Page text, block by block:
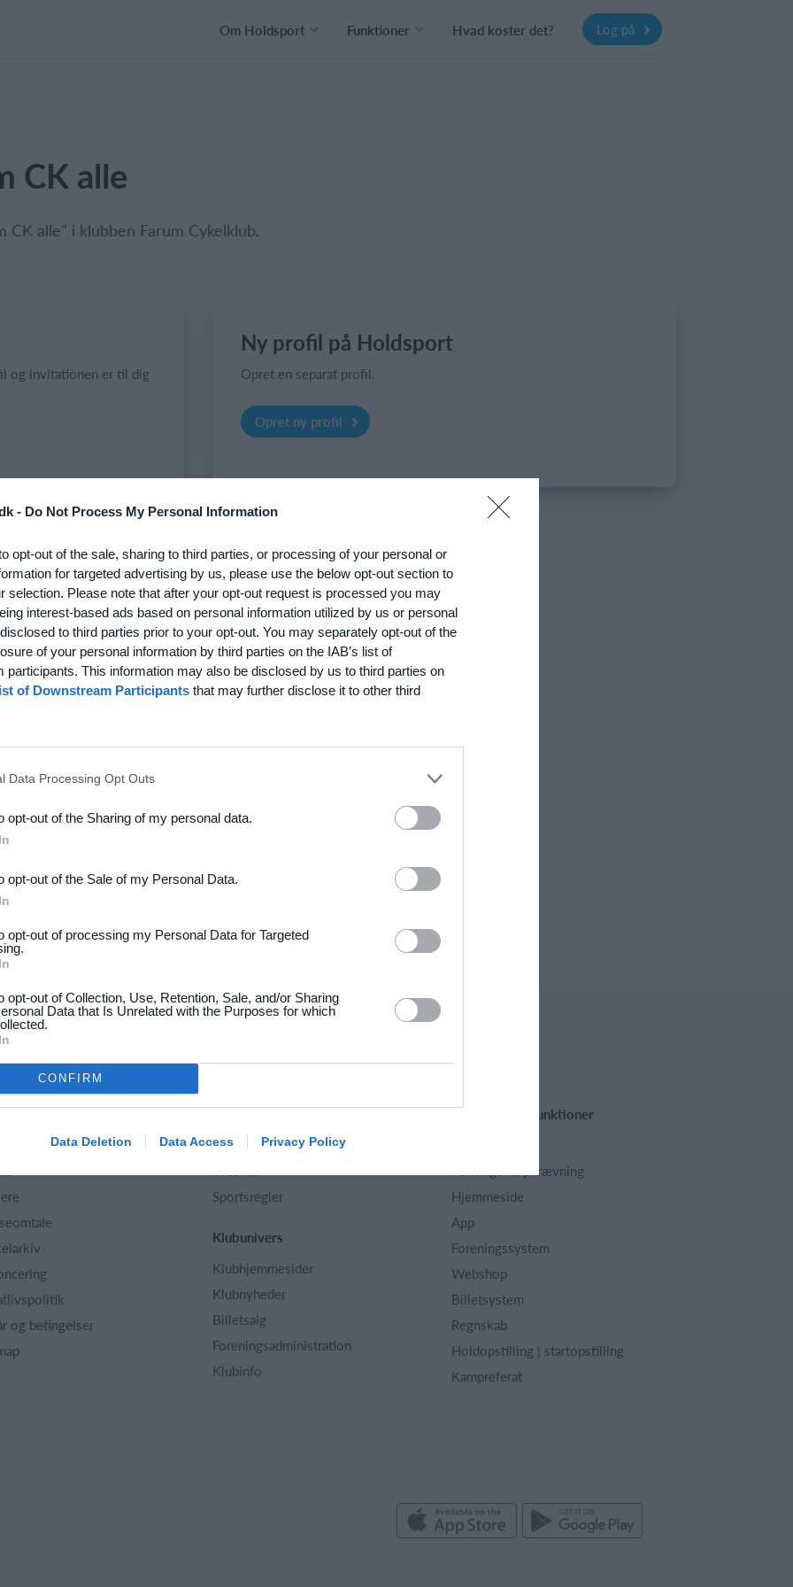
- Do Not Process My Personal Information
opt-out of the sale, sharing to third parties, or processing of your personal or
for targeted advertising by us, please use the below opt-out section to
selection. Please note that after your opt-out request is processed you may
interest-based ads based on personal information utilized by us or personal
to third parties prior to your opt-out. You may separately opt-out of the
of your personal information by third parties on the IAB’s list of
participants. This information may also be disclosed by us to third parties on
of Downstream Participants that may further disclose it to other third
Data Processing Opt Outs
opt-out of the Sharing of my personal data.
opt-out of the Sale of my Personal Data.
opt-out of processing my Personal Data for Targeted
opt-out of Collection, Use, Retention, Sale, and/or Sharing
Data that Is Unrelated with the Purposes for which
CONFIRM
Data Deletion Data Access Privacy Policy
Om Holdsport Funktioner Hvad koster det? Log på
CK alle
alle" i klubben Farum Cykelklub.
og invitationen er til dig
Ny profil på Holdsport
Opret en separat profil.
Opret ny profil
dine
del billeder og
tilføj/vælg dit barn.
hvis han/hun
barn. På den måde
for at
og betingelser
Hjælp
Spørgsmål & Svar
Sportsregler
Klubunivers
Klubhjemmesider
Klubnyheder
Billetsalg
Foreningsadministration
Klubinfo
Fremhævede funktioner
Kontingentopkrævning
Hjemmeside
App
Foreningssystem
Webshop
Billetsystem
Regnskab
Holdopstilling | startopstilling
Kampreferat